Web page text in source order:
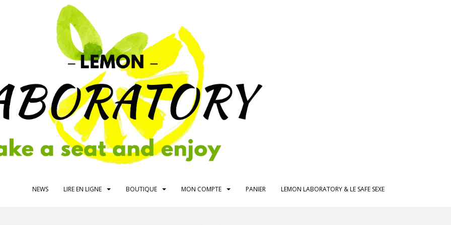
NEWS LIRE EN LIGNE BOUTIQUE MON COMPTE PANIER LEMON LABORATORY & LE SAFE SEXE